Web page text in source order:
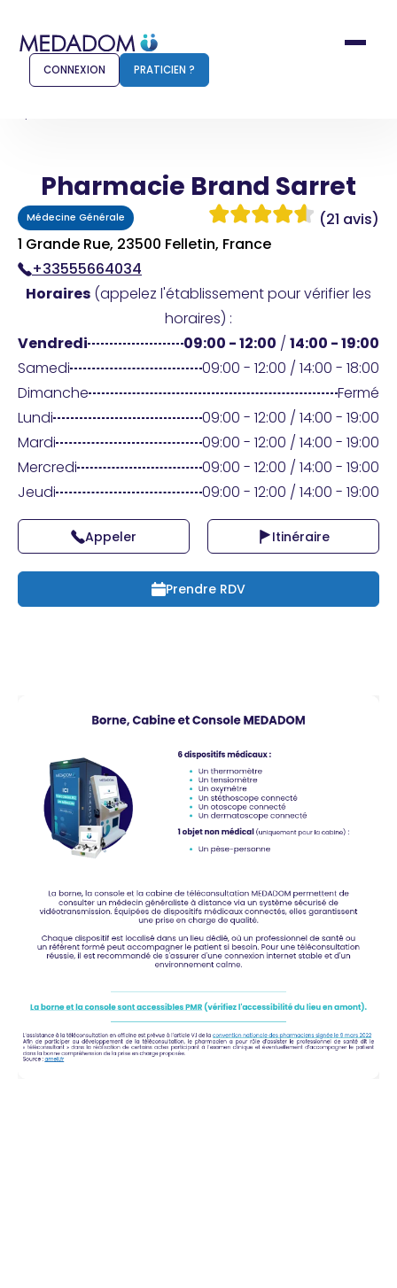
Comment ça marche ?
Pour les patients
Pharmacien
Connexion
Praticien ?
CONNEXION PRATICIEN ?
Pharmacie Brand Sarret
Médecine Générale
(21 avis)
1 Grande Rue, 23500 Felletin, France
+33555664034
Horaires (appelez l'établissement pour vérifier les
horaires) :
Vendredi
09:00 - 12:00 / 14:00 - 19:00
Samedi
09:00 - 12:00 / 14:00 - 18:00
Dimanche
Fermé
Lundi
09:00 - 12:00 / 14:00 - 19:00
Mardi
09:00 - 12:00 / 14:00 - 19:00
Mercredi
09:00 - 12:00 / 14:00 - 19:00
Jeudi
09:00 - 12:00 / 14:00 - 19:00
Appeler Itinéraire
Prendre RDV